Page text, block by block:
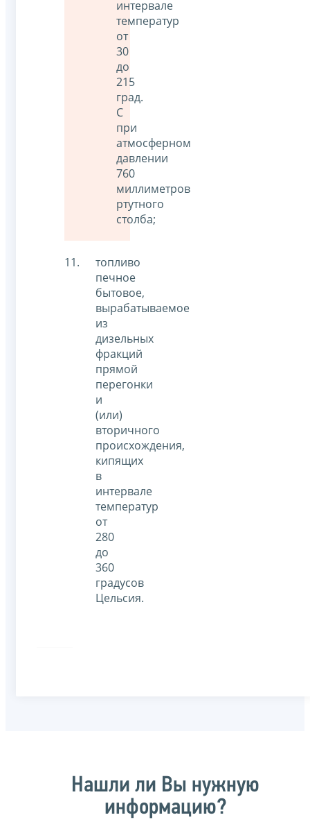
интервале
температур
от
30
до
215
град.
С
при
атмосферном
давлении
760
миллиметров
ртутного
столба;
топливо
печное
бытовое,
вырабатываемое
из
дизельных
фракций
прямой
перегонки
и
(или)
вторичного
происхождения,
кипящих
в
интервале
температур
от
280
до
360
градусов
Цельсия.
Нашли ли Вы нужную
информацию?